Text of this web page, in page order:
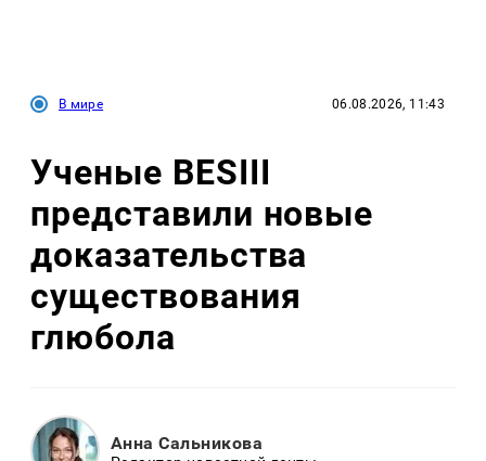
В мире 06.08.2026, 11:43
Ученые BESIII
представили новые
доказательства
существования
глюбола
Анна Сальникова